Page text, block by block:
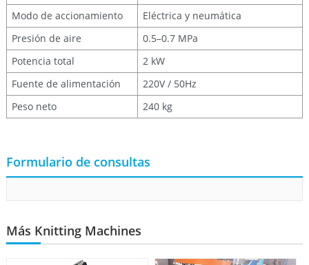
Modo de accionamiento
Eléctrica y neumática
Presión de aire
0.5–0.7 MPa
Potencia total
2 kW
Fuente de alimentación
220V / 50Hz
Peso neto
240 kg
Formulario de consultas
Más Knitting Machines